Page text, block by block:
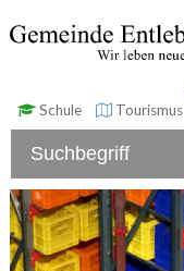
Schule Tourismus